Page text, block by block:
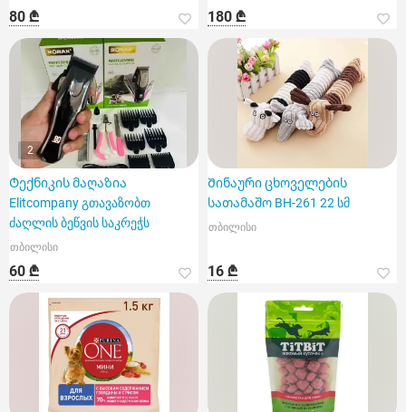
80 ₾ 180 ₾
2
Ტექნიკის მაღაზია
Elitcompany გთავაზობთ
ძაღლის ბეწვის საკრეჭს
თბილისი
60 ₾
Შინაური ცხოველების
სათამაშო BH-261 22 სმ
თბილისი
16 ₾